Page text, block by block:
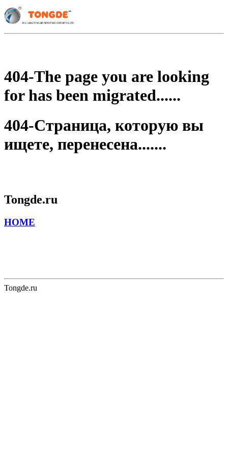
404-The page you are looking
for has been migrated......
404-Страница, которую вы
ищете, перенесена.......
Tongde.ru
HOME
Tongde.ru